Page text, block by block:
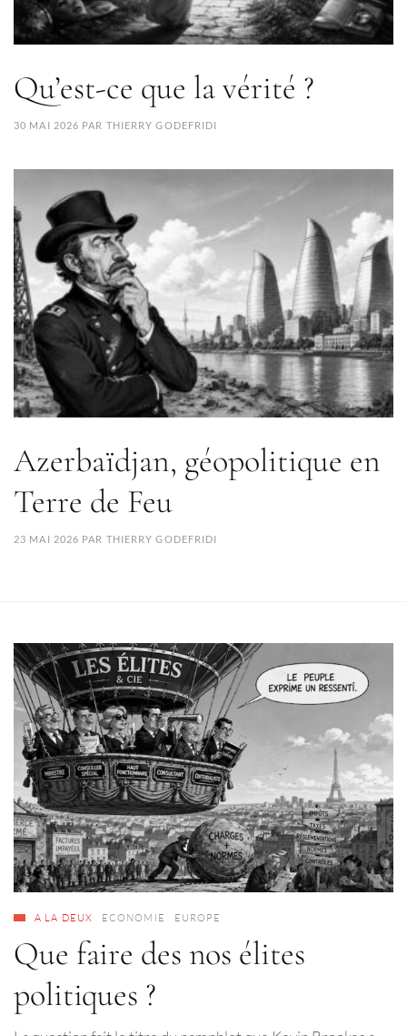
Qu’est-ce que la vérité ?
30 MAI 2026 PAR THIERRY GODEFRIDI
Azerbaïdjan, géopolitique en
Terre de Feu
23 MAI 2026 PAR THIERRY GODEFRIDI
A LA DEUX ECONOMIE EUROPE
Que faire des nos élites
politiques ?